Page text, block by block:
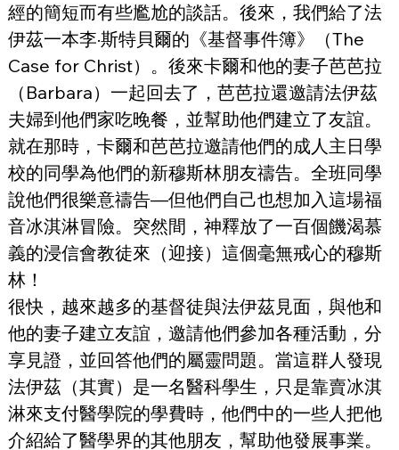
經的簡短而有些尷尬的談話。後來，我們給了法
伊茲一本李·斯特貝爾的《基督事件簿》（The
Case for Christ）。後來卡爾和他的妻子芭芭拉
（Barbara）一起回去了，芭芭拉還邀請法伊茲
夫婦到他們家吃晚餐，並幫助他們建立了友誼。
就在那時，卡爾和芭芭拉邀請他們的成人主日學
校的同學為他們的新穆斯林朋友禱告。全班同學
說他們很樂意禱告—但他們自己也想加入這場福
音冰淇淋冒險。突然間，神釋放了一百個饑渴慕
義的浸信會教徒來（迎接）這個毫無戒心的穆斯
林！
很快，越來越多的基督徒與法伊茲見面，與他和
他的妻子建立友誼，邀請他們參加各種活動，分
享見證，並回答他們的屬靈問題。當這群人發現
法伊茲（其實）是一名醫科學生，只是靠賣冰淇
淋來支付醫學院的學費時，他們中的一些人把他
介紹給了醫學界的其他朋友，幫助他發展事業。